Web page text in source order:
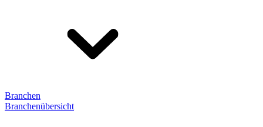
Branchen
Branchenübersicht